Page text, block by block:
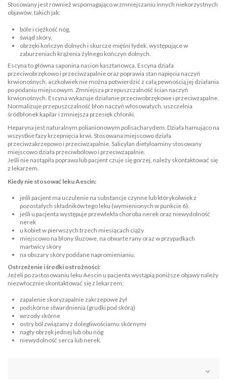
Stosowany jest również wspomagająco w zmniejszaniu innych niekorzystnych
objawów, takich jak:
bóle i ciężkość nóg,
świąd skóry,
obrzęki kończyn dolnych i skurcze mięśni łydek, występujące w
zaburzeniach krążenia żylnego kończyn dolnych.
Escyna to główna saponina nasion kasztanowca. Escyna działa
przeciwobrzękowo i przeciwzapalnie oraz poprawia stan napięcia naczyń
krwionośnych, aczkolwiek nie można potwierdzić z całą pewnością jej działania
po podaniu miejscowym. Zmniejsza przepuszczalność ścian naczyń
krwionośnych. Escyna wykazuje działanie przeciwobrzękowe i przeciwzapalne.
Normalizuje przepuszczalność błon naczyń włosowatych, uszczelnia
śródbłonek kapilar i zmniejsza przesięk chłonki.
Heparyna jest naturalnym polianionowym polisacharydem. Działa hamująco na
wszystkie fazy krzepnięcia krwi. Stosowana miejscowo działa
przeciwzakrzepowo i przeciwzapalnie. Salicylan dietyloaminy stosowany
miejscowo działa przeciwbólowo i przeciwzapalnie.
Jeśli nie nastąpiła poprawa lub pacjent czuje się gorzej, należy skontaktować się
z lekarzem.
Kiedy nie stosować leku Aescin:
jeśli pacjent ma uczulenie na substancje czynne lub którykolwiek z
pozostałych składników tego leku (wymienionych w punkcie 6).
jeśli u pacjenta występuje przewlekła choroba nerek oraz niewydolność
nerek
u kobiet w pierwszych trzech miesiącach ciąży
miejscowo na błony śluzowe, na otwarte rany oraz w przypadkach
martwicy skóry
na obszary skóry poddane napromienianiu.
Ostrzeżenie i środki ostrożności:
Jeżeli po zastosowaniu leku Aescin u pacjenta wystąpią poniższe objawy należy
niezwłocznie skontaktować się z lekarzem:
zapalenie skoryzapalnie zakrzepowe żył
podskórne stwardnienia (grudki pod skórą)
wrzody skórne
ostry ból związany z dolegliwościamu skórnymi
nagły obrzęk jednej lub obu nóg
niewydolność serca lub nerek.